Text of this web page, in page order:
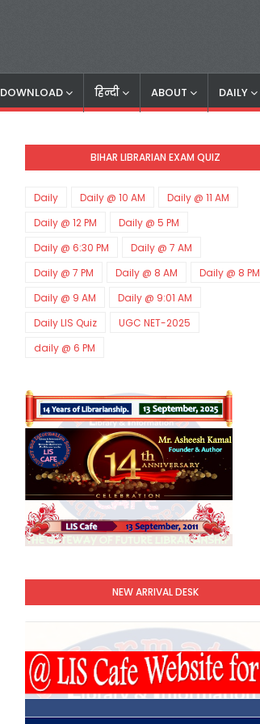
DOWNLOAD हिन्दी ABOUT DAILY
BIHAR LIBRARIAN EXAM QUIZ
Daily Daily @ 10 AM
Daily @ 11 AM
Daily @ 12 PM
Daily @ 5 PM
Daily @ 6:30 PM
Daily @ 7 AM
Daily @ 7 PM
Daily @ 8 AM
Daily @ 8 PM
Daily @ 9 AM
Daily @ 9:01 AM
Daily LIS Quiz
UGC NET-2025
daily @ 6 PM
NEW ARRIVAL DESK